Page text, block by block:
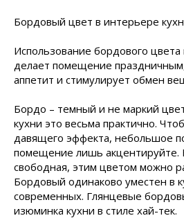
Бордовый цвет в интерьере
Использование бордового
делает помещение
аппетит и стимулирует обмен
Бордо – темный и не маркий
кухни это весьма практично.
давящего эффекта, небольшое
помещение лишь акцентируйте.
свободная, этим цветом можно
Бордовый одинаково уместен в
современных. Глянцевые
изюминка кухни в стиле хай-тек.